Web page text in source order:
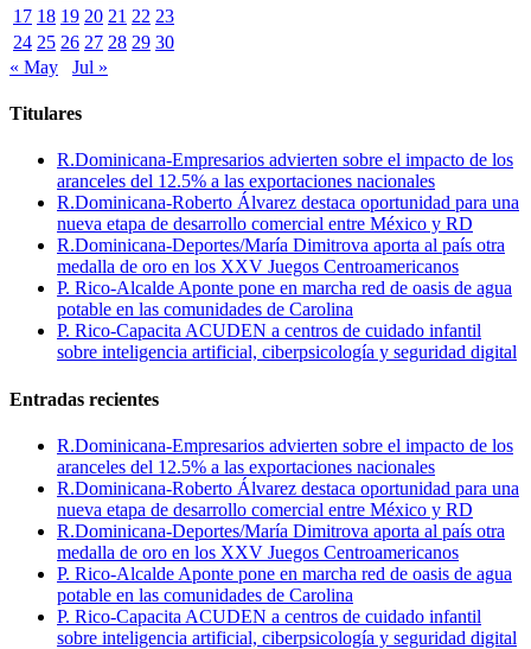
17 18 19 20 21 22 23
24 25 26 27 28 29 30
« May
Jul »
Titulares
R.Dominicana-Empresarios advierten sobre el impacto de los
aranceles del 12.5% a las exportaciones nacionales
R.Dominicana-Roberto Álvarez destaca oportunidad para una
nueva etapa de desarrollo comercial entre México y RD
R.Dominicana-Deportes/María Dimitrova aporta al país otra
medalla de oro en los XXV Juegos Centroamericanos
P. Rico-Alcalde Aponte pone en marcha red de oasis de agua
potable en las comunidades de Carolina
P. Rico-Capacita ACUDEN a centros de cuidado infantil
sobre inteligencia artificial, ciberpsicología y seguridad digital
Entradas recientes
R.Dominicana-Empresarios advierten sobre el impacto de los
aranceles del 12.5% a las exportaciones nacionales
R.Dominicana-Roberto Álvarez destaca oportunidad para una
nueva etapa de desarrollo comercial entre México y RD
R.Dominicana-Deportes/María Dimitrova aporta al país otra
medalla de oro en los XXV Juegos Centroamericanos
P. Rico-Alcalde Aponte pone en marcha red de oasis de agua
potable en las comunidades de Carolina
P. Rico-Capacita ACUDEN a centros de cuidado infantil
sobre inteligencia artificial, ciberpsicología y seguridad digital